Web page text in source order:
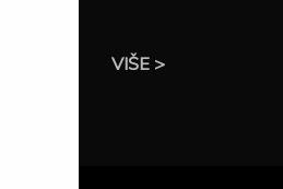
VIŠE >